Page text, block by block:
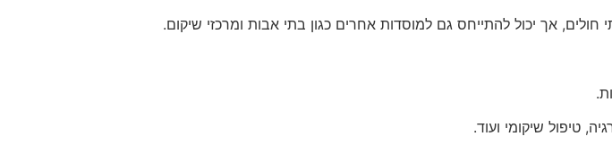
אך יכול להתייחס גם למוסדות אחרים כגון בתי אבות ומרכזי שיקום.
טיפול שיקומי ועוד.